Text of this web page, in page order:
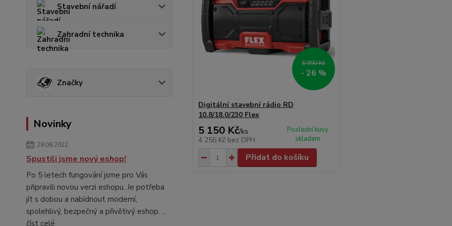
Stavební nářadí
Zahradní technika
Značky
Novinky
29.08.2022
Spustili jsme nový eshop!
Po 5 letech fungování jsme pro Vás
připravili novou verzi eshopu. Je potřeba
jít s dobou a nabídnout moderní,
spolehlivý, bezpečný a přivětivý eshop. ...
číst celé
6 990 Kč
- 26 %
Digitální stavební rádio RD
10.8/18.0/230 Flex
5 150 Kč/ks
4 256 Kč bez DPH
Poslední kusy
skladem
Přidat do košíku